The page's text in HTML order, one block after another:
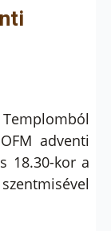
adventi
18.30-kor a